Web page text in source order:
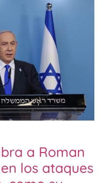
a Roman
los ataques